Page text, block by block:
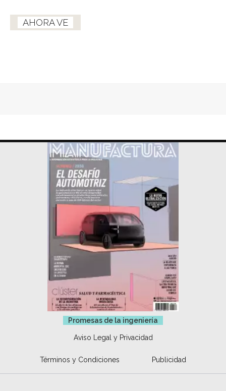
AHORA VE
Promesas de la ingeniería
Aviso Legal y Privacidad
Términos y Condiciones Publicidad